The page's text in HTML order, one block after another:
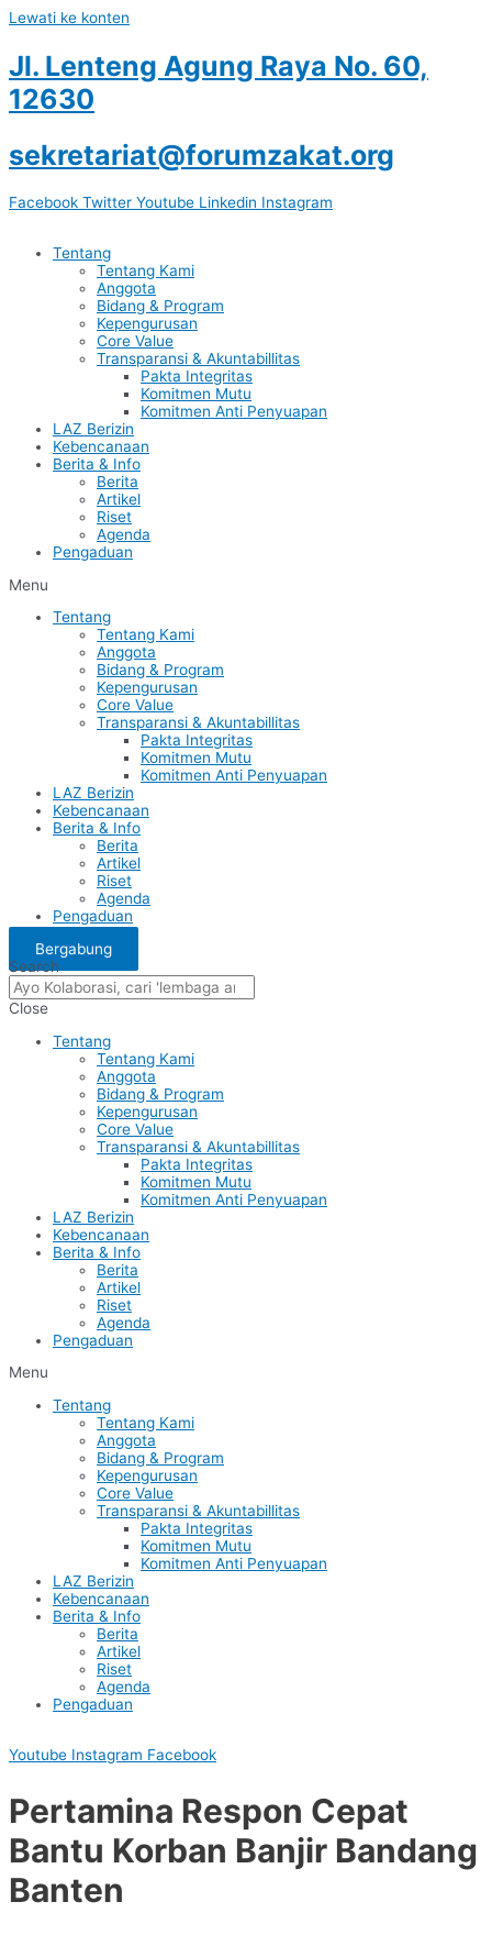
Lewati ke konten
Jl. Lenteng Agung Raya No. 60,
12630
sekretariat@forumzakat.org
Facebook Twitter Youtube Linkedin Instagram
Tentang
Tentang Kami
Anggota
Bidang & Program
Kepengurusan
Core Value
Transparansi & Akuntabillitas
Pakta Integritas
Komitmen Mutu
Komitmen Anti Penyuapan
LAZ Berizin
Kebencanaan
Berita & Info
Berita
Artikel
Riset
Agenda
Pengaduan
Menu
Tentang
Tentang Kami
Anggota
Bidang & Program
Kepengurusan
Core Value
Transparansi & Akuntabillitas
Pakta Integritas
Komitmen Mutu
Komitmen Anti Penyuapan
LAZ Berizin
Kebencanaan
Berita & Info
Berita
Artikel
Riset
Agenda
Pengaduan
Bergabung
Search
Close
Tentang
Tentang Kami
Anggota
Bidang & Program
Kepengurusan
Core Value
Transparansi & Akuntabillitas
Pakta Integritas
Komitmen Mutu
Komitmen Anti Penyuapan
LAZ Berizin
Kebencanaan
Berita & Info
Berita
Artikel
Riset
Agenda
Pengaduan
Menu
Tentang
Tentang Kami
Anggota
Bidang & Program
Kepengurusan
Core Value
Transparansi & Akuntabillitas
Pakta Integritas
Komitmen Mutu
Komitmen Anti Penyuapan
LAZ Berizin
Kebencanaan
Berita & Info
Berita
Artikel
Riset
Agenda
Pengaduan
Youtube Instagram Facebook
Pertamina Respon Cepat
Bantu Korban Banjir Bandang
Banten